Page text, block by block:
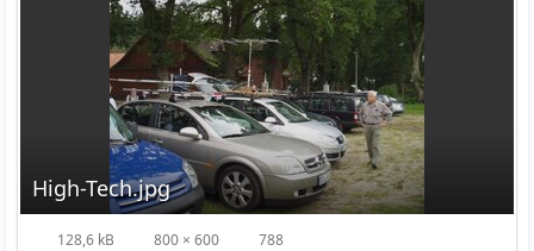
High-Tech.jpg
128,6 kB 800 × 600 788